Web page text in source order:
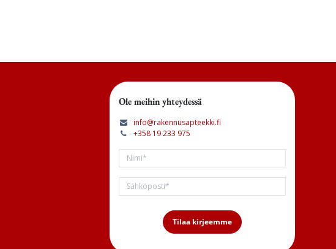
Ole meihin yhteydessä
info@rakennusapteekki.fi
+358 19 233 975
Tilaa kirjeemme